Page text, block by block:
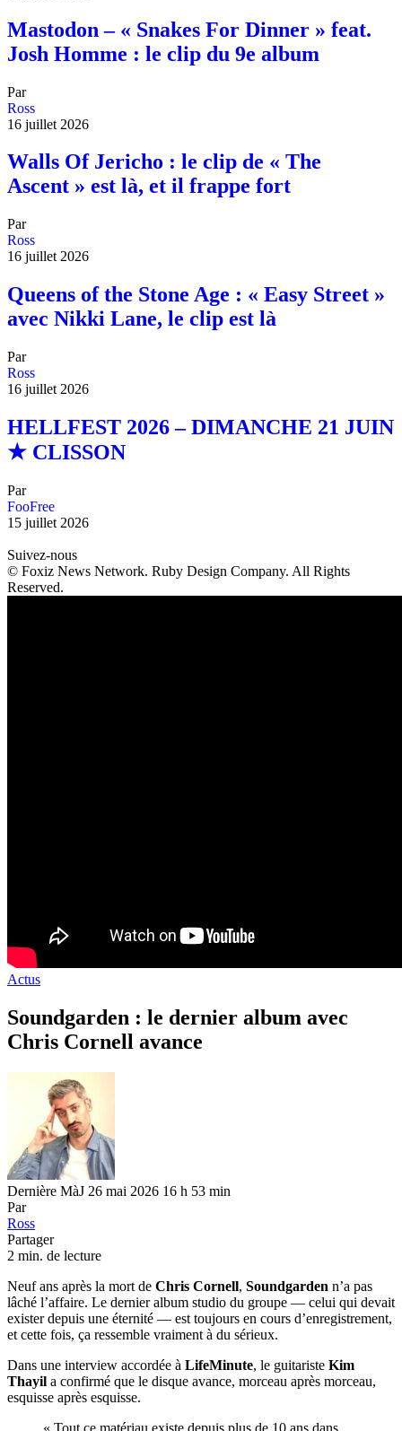
Mastodon – « Snakes For Dinner » feat.
Josh Homme : le clip du 9e album
Par
Ross
16 juillet 2026
Walls Of Jericho : le clip de « The
Ascent » est là, et il frappe fort
Par
Ross
16 juillet 2026
Queens of the Stone Age : « Easy Street »
avec Nikki Lane, le clip est là
Par
Ross
16 juillet 2026
HELLFEST 2026 – DIMANCHE 21 JUIN
★ CLISSON
Par
FooFree
15 juillet 2026
Suivez-nous
© Foxiz News Network. Ruby Design Company. All Rights
Reserved.
Actus
Soundgarden : le dernier album avec
Chris Cornell avance
Dernière MàJ 26 mai 2026 16 h 53 min
Par
Ross
Partager
2 min. de lecture
Neuf ans après la mort de Chris Cornell, Soundgarden n’a pas
lâché l’affaire. Le dernier album studio du groupe — celui qui devait
exister depuis une éternité — est toujours en cours d’enregistrement,
et cette fois, ça ressemble vraiment à du sérieux.
Dans une interview accordée à LifeMinute, le guitariste Kim
Thayil a confirmé que le disque avance, morceau après morceau,
esquisse après esquisse.
« Tout ce matériau existe depuis plus de 10 ans dans